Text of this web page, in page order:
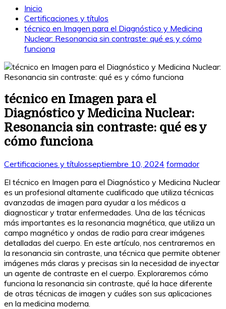
Inicio
Certificaciones y títulos
técnico en Imagen para el Diagnóstico y Medicina
Nuclear: Resonancia sin contraste: qué es y cómo
funciona
técnico en Imagen para el
Diagnóstico y Medicina Nuclear:
Resonancia sin contraste: qué es y
cómo funciona
Certificaciones y títulosseptiembre 10, 2024 formador
El técnico en Imagen para el Diagnóstico y Medicina Nuclear
es un profesional altamente cualificado que utiliza técnicas
avanzadas de imagen para ayudar a los médicos a
diagnosticar y tratar enfermedades. Una de las técnicas
más importantes es la resonancia magnética, que utiliza un
campo magnético y ondas de radio para crear imágenes
detalladas del cuerpo. En este artículo, nos centraremos en
la resonancia sin contraste, una técnica que permite obtener
imágenes más claras y precisas sin la necesidad de inyectar
un agente de contraste en el cuerpo. Exploraremos cómo
funciona la resonancia sin contraste, qué la hace diferente
de otras técnicas de imagen y cuáles son sus aplicaciones
en la medicina moderna.